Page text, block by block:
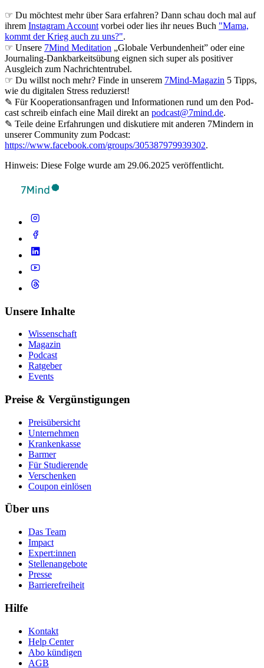
☞ Du möchtest mehr über Sara erfahren? Dann schau doch mal auf
ihrem Instagram Account vorbei oder lies ihr neues Buch "Mama,
kommt der Krieg auch zu uns?".
☞ Unsere 7Mind Meditation „Globale Verbundenheit” oder eine
Journaling-Dankbarkeitsübung eignen sich super als positiver
Ausgleich zum Nachrichtentrubel.
☞ Du willst noch mehr? Finde in unserem 7Mind-Magazin 5 Tipps,
wie du digitalen Stress reduzierst!
✎ Für Koope­ra­ti­ons­an­fra­gen und Infor­ma­tio­nen rund um den Pod­
cast schreib ein­fach eine Mail direkt an podcast@7mind.de.
✎ Teile deine Erfahrungen und diskutiere mit anderen 7Mindern in
unserer Community zum Podcast:
https://www.facebook.com/groups/305387979939302.
Hinweis: Diese Folge wurde am 29.06.2025 veröffentlicht.
Unsere Inhalte
Wissenschaft
Magazin
Podcast
Ratgeber
Events
Preise & Vergünstigungen
Preisübersicht
Unternehmen
Krankenkasse
Barmer
Für Studierende
Ver­schen­ken
Coupon einlösen
Über uns
Das Team
Impact
Expert:innen
Stellenangebote
Presse
Barrierefreiheit
Hilfe
Kontakt
Help Center
Abo kündigen
AGB